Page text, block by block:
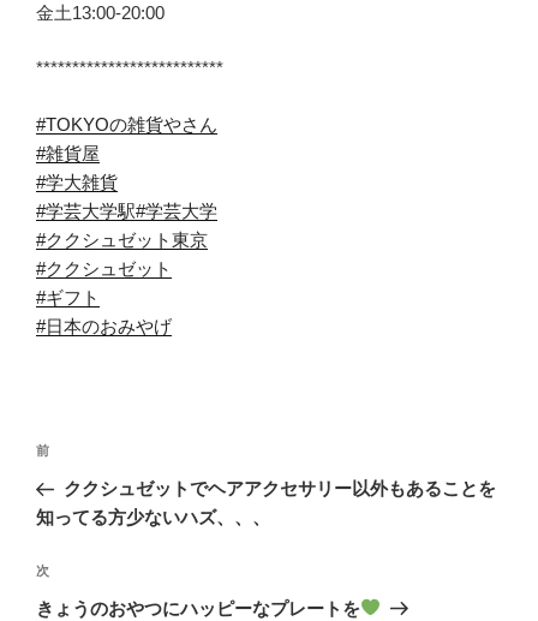
金土13:00-20:00
**************************
#TOKYOの雑貨やさん
#雑貨屋
#学大雑貨
#学芸大学駅#学芸大学
#ククシュゼット東京
#ククシュゼット
#ギフト
#日本のおみやげ
投
ナ
ゲ
ー
前
の
投
前
ククシュゼットでヘアアクセサリー以外もあることを
知ってる方少ないハズ、、、
次
の
次
きょうのおやつにハッピーなプレートを